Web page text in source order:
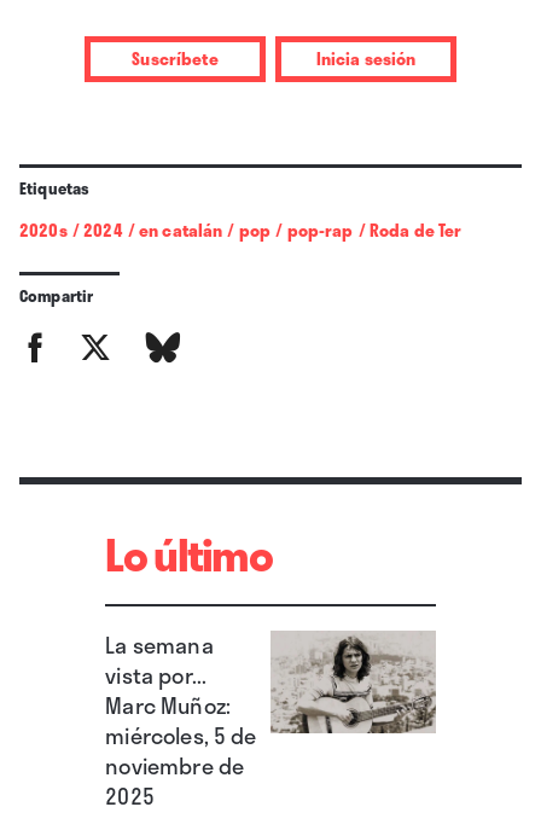
Suscríbete Inicia sesión
Etiquetas
2020s /2024 /en catalán /pop /pop-rap /Roda de Ter
Compartir
Lo último
La semana
vista por...
Marc Muñoz:
miércoles, 5 de
noviembre de
2025